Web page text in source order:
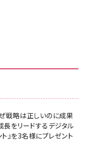
戦略は正しいのに成果
をリードするデジタル
』を3名様にプレゼント